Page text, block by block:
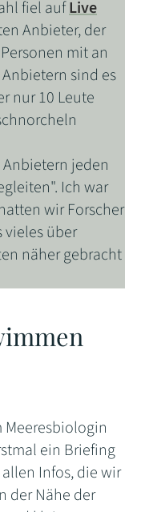
fiel aufLive
Anbieter, der
mit an
sind es
nur 10 Leute
jeden
Ich war
wir Forscher
vieles über
näher gebracht
Meeresbiologin
ein Briefing
Infos, die wir
der Nähe der